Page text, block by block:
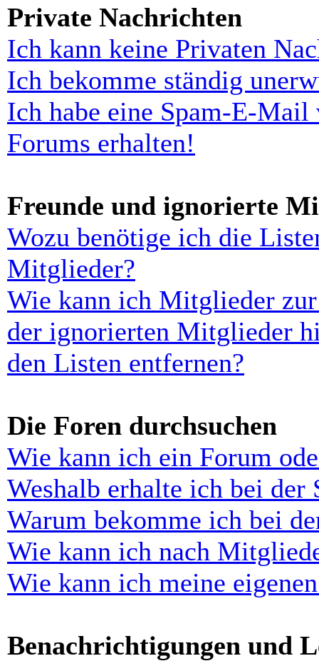
Private Nachrichten
Ich kann keine Privaten
Ich bekomme ständig
Ich habe eine Spam-E-
Forums erhalten!
Freunde und ignorierte
Wozu benötige ich die
Mitglieder?
Wie kann ich Mitglieder
der ignorierten Mitglieder
den Listen entfernen?
Die Foren durchsuchen
Wie kann ich ein Forum
Weshalb erhalte ich bei der
Warum bekomme ich bei
Wie kann ich nach
Wie kann ich meine
Benachrichtigungen und